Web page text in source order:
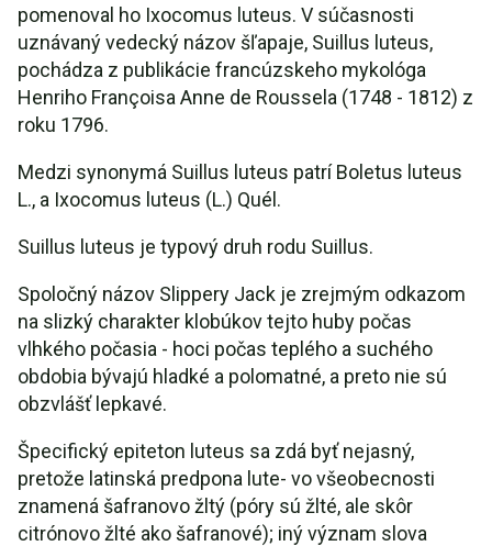
pomenoval ho Ixocomus luteus. V súčasnosti
uznávaný vedecký názov šľapaje, Suillus luteus,
pochádza z publikácie francúzskeho mykológa
Henriho Françoisa Anne de Roussela (1748 - 1812) z
roku 1796.
Medzi synonymá Suillus luteus patrí Boletus luteus
L., a Ixocomus luteus (L.) Quél.
Suillus luteus je typový druh rodu Suillus.
Spoločný názov Slippery Jack je zrejmým odkazom
na slizký charakter klobúkov tejto huby počas
vlhkého počasia - hoci počas teplého a suchého
obdobia bývajú hladké a polomatné, a preto nie sú
obzvlášť lepkavé.
Špecifický epiteton luteus sa zdá byť nejasný,
pretože latinská predpona lute- vo všeobecnosti
znamená šafranovo žltý (póry sú žlté, ale skôr
citrónovo žlté ako šafranové); iný význam slova